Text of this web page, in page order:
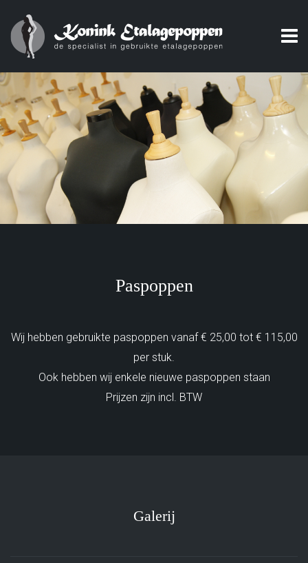
Paspoppen
Wij hebben gebruikte paspoppen vanaf € 25,00 tot € 115,00
per stuk.
Ook hebben wij enkele nieuwe paspoppen staan
Prijzen zijn incl. BTW
Galerij